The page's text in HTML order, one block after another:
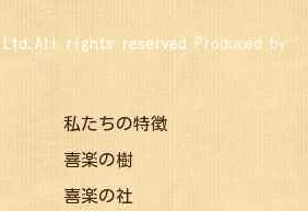
Ltd.All rights reserved
Produced by
私たちの特徴
喜楽の樹
喜楽の社